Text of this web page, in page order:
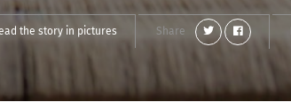
the story in pictures Share